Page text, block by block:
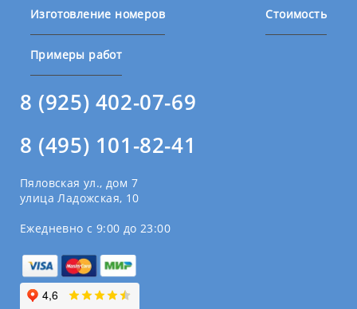
Изготовление номеров Стоимость
Примеры работ
8 (925) 402-07-69
8 (495) 101-82-41
Пяловская ул., дом 7
улица Ладожская, 10
Ежедневно с 9:00 до 23:00